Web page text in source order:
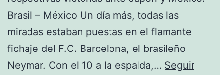
Brasil – México Un día más, todas las
miradas estaban puestas en el flamante
fichaje del F.C. Barcelona, el brasileño
Neymar. Con el 10 a la espalda,… Seguir